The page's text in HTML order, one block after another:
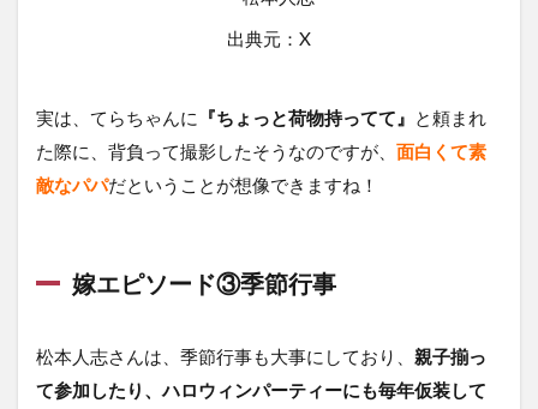
出典元：X
実は、てらちゃんに 『ちょっと荷物持ってて』 と頼まれ
た際に、背負って撮影したそうなのですが、 面白くて素
敵なパパだということが想像できますね！
嫁エピソード③季節行事
松本人志さんは、季節行事も大事にしており、 親子揃っ
て参加したり、ハロウィンパーティーにも毎年仮装して